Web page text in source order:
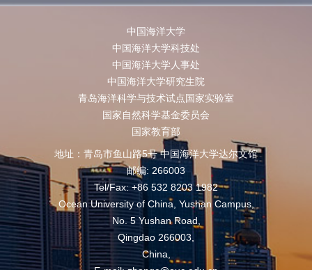
中国海洋大学
中国海洋大学科技处
中国海洋大学人事处
中国海洋大学研究生院
青岛海洋科学与技术试点国家实验室
国家自然科学基金委员会
国家教育部
地址：青岛市鱼山路5号 中国海洋大学达尔文馆
邮编: 266003
Tel/Fax: +86 532 8203 1982
Ocean University of China, Yushan Campus,
No. 5 Yushan Road,
Qingdao 266003,
China,